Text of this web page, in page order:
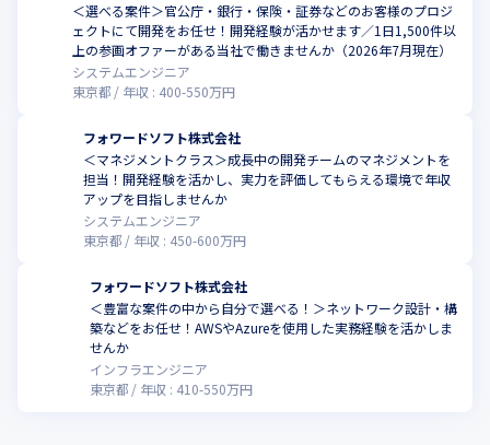
＜選べる案件＞官公庁・銀行・保険・証券などのお客様のプロジ
ェクトにて開発をお任せ！開発経験が活かせます／1日1,500件以
上の参画オファーがある当社で働きませんか（2026年7月現在）
システムエンジニア
東京都
年収 : 400-550万円
フォワードソフト株式会社
＜マネジメントクラス＞成長中の開発チームのマネジメントを
担当！開発経験を活かし、実力を評価してもらえる環境で年収
アップを目指しませんか
システムエンジニア
東京都
年収 : 450-600万円
フォワードソフト株式会社
＜豊富な案件の中から自分で選べる！＞ネットワーク設計・構
築などをお任せ！AWSやAzureを使用した実務経験を活かしま
せんか
インフラエンジニア
東京都
年収 : 410-550万円